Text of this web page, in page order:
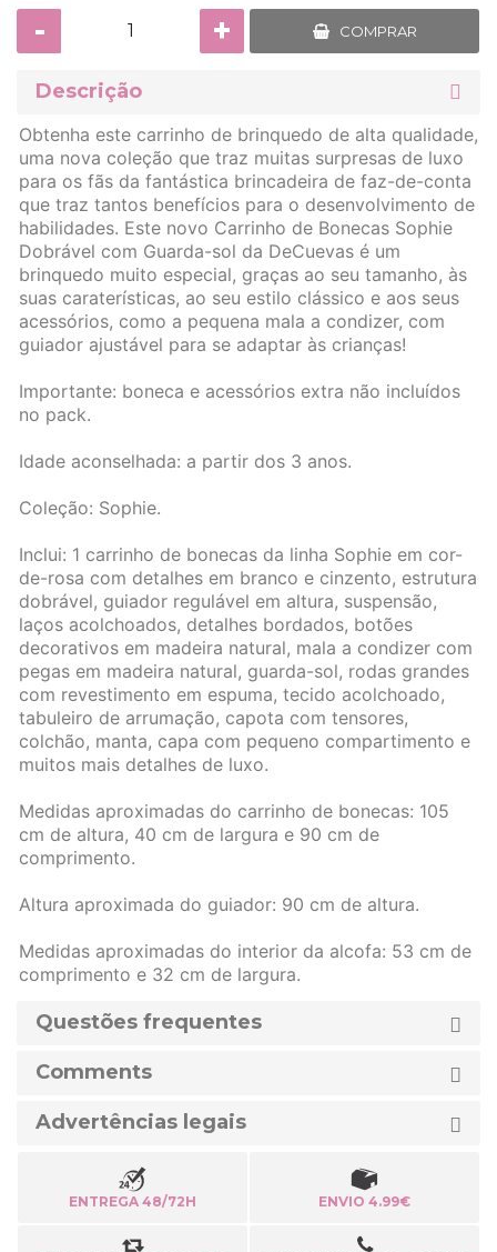
- + COMPRAR
Descrição
Obtenha este carrinho de brinquedo de alta qualidade,
uma nova coleção que traz muitas surpresas de luxo
para os fãs da fantástica brincadeira de faz-de-conta
que traz tantos benefícios para o desenvolvimento de
habilidades. Este novo Carrinho de Bonecas Sophie
Dobrável com Guarda-sol da DeCuevas é um
brinquedo muito especial, graças ao seu tamanho, às
suas caraterísticas, ao seu estilo clássico e aos seus
acessórios, como a pequena mala a condizer, com
guiador ajustável para se adaptar às crianças!
Importante: boneca e acessórios extra não incluídos
no pack.
Idade aconselhada: a partir dos 3 anos.
Coleção: Sophie.
Inclui: 1 carrinho de bonecas da linha Sophie em cor-
de-rosa com detalhes em branco e cinzento, estrutura
dobrável, guiador regulável em altura, suspensão,
laços acolchoados, detalhes bordados, botões
decorativos em madeira natural, mala a condizer com
pegas em madeira natural, guarda-sol, rodas grandes
com revestimento em espuma, tecido acolchoado,
tabuleiro de arrumação, capota com tensores,
colchão, manta, capa com pequeno compartimento e
muitos mais detalhes de luxo.
Medidas aproximadas do carrinho de bonecas: 105
cm de altura, 40 cm de largura e 90 cm de
comprimento.
Altura aproximada do guiador: 90 cm de altura.
Medidas aproximadas do interior da alcofa: 53 cm de
comprimento e 32 cm de largura.
Questões frequentes
Comments
Advertências legais
ENTREGA 48/72H ENVIO 4.99€